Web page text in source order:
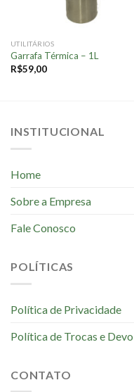
UTILITÁRIOS
Garrafa Térmica – 1L
R$59,00
INSTITUCIONAL
Home
Sobre a Empresa
Fale Conosco
POLÍTICAS
Política de Privacidade
Política de Trocas e
CONTATO